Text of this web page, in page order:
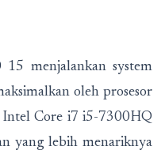
menjalankan system
oleh prosesor
Core i7 i5-7300HQ
yang lebih menariknya